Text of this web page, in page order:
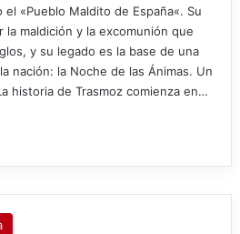
«Pueblo Maldito de España«. Su
la maldición y la excomunión que
y su legado es la base de una
nación: la Noche de las Ánimas. Un
historia de Trasmoz comienza en…